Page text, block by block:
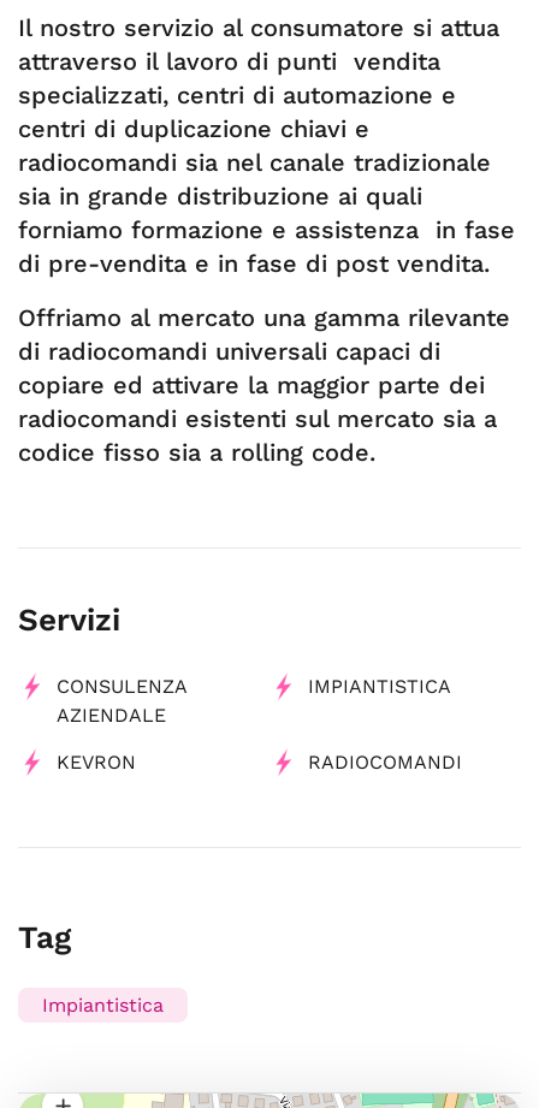
Il nostro servizio al consumatore si attua
attraverso il lavoro di punti vendita
specializzati, centri di automazione e
centri di duplicazione chiavi e
radiocomandi sia nel canale tradizionale
sia in grande distribuzione ai quali
forniamo formazione e assistenza in fase
di pre-vendita e in fase di post vendita.
Offriamo al mercato una gamma rilevante
di radiocomandi universali capaci di
copiare ed attivare la maggior parte dei
radiocomandi esistenti sul mercato sia a
codice fisso sia a rolling code.
Servizi
CONSULENZA
AZIENDALE
IMPIANTISTICA
KEVRON RADIOCOMANDI
Tag
Impiantistica